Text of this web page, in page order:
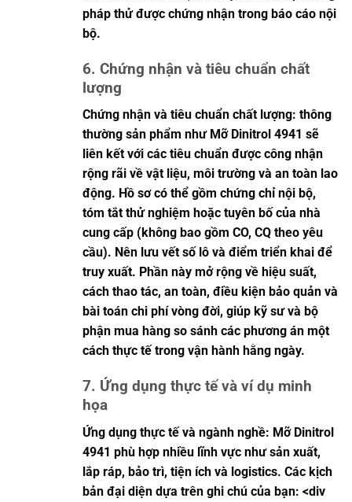
pháp thử được chứng nhận trong báo cáo nội
bộ.
6. Chứng nhận và tiêu chuẩn chất
lượng
Chứng nhận và tiêu chuẩn chất lượng: thông
thường sản phẩm như Mỡ Dinitrol 4941 sẽ
liên kết với các tiêu chuẩn được công nhận
rộng rãi về vật liệu, môi trường và an toàn lao
động. Hồ sơ có thể gồm chứng chỉ nội bộ,
tóm tắt thử nghiệm hoặc tuyên bố của nhà
cung cấp (không bao gồm CO, CQ theo yêu
cầu). Nên lưu vết số lô và điểm triển khai để
truy xuất. Phần này mở rộng về hiệu suất,
cách thao tác, an toàn, điều kiện bảo quản và
bài toán chi phí vòng đời, giúp kỹ sư và bộ
phận mua hàng so sánh các phương án một
cách thực tế trong vận hành hằng ngày.
7. Ứng dụng thực tế và ví dụ minh
họa
Ứng dụng thực tế và ngành nghề: Mỡ Dinitrol
4941 phù hợp nhiều lĩnh vực như sản xuất,
lắp ráp, bảo trì, tiện ích và logistics. Các kịch
bản đại diện dựa trên ghi chú của bạn: <div